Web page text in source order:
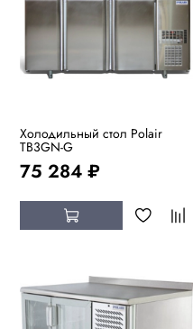
Холодильный стол Polair
TB3GN-G
75 284 ₽